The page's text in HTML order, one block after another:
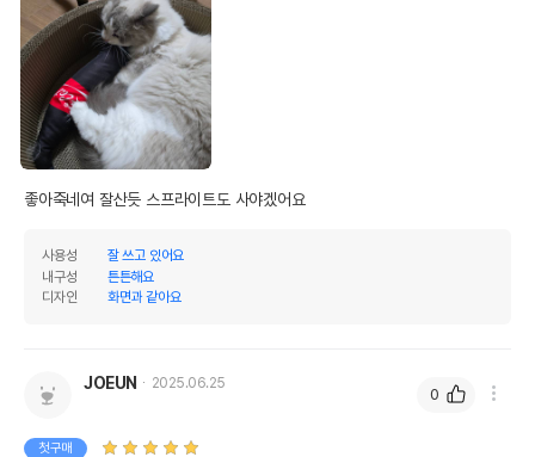
좋아죽네여 잘산듯 스프라이트도 사야겠어요
사용성
잘 쓰고 있어요
내구성
튼튼해요
디자인
화면과 같아요
JOEUN 2025.06.25
첫구매
0